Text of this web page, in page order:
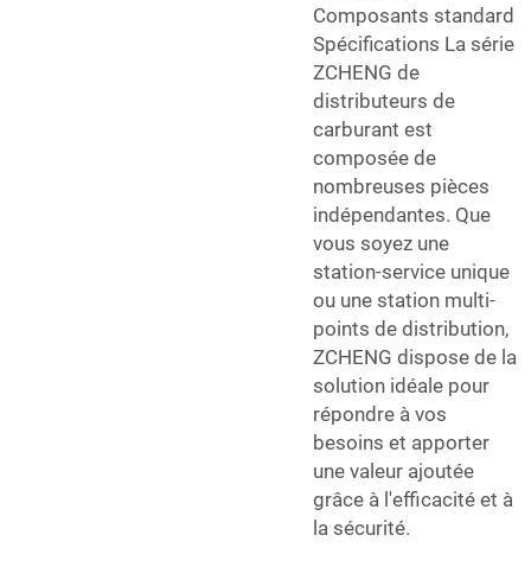
Composants standard
Spécifications La série
ZCHENG de
distributeurs de
carburant est
composée de
nombreuses pièces
indépendantes. Que
vous soyez une
station-service unique
ou une station multi-
points de distribution,
ZCHENG dispose de la
solution idéale pour
répondre à vos
besoins et apporter
une valeur ajoutée
grâce à l'efficacité et à
la sécurité.